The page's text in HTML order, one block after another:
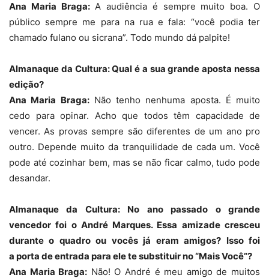
Ana Maria Braga:A audiência é sempre muito boa. O
público sempre me para na rua e fala: “você podia ter
chamado fulano ou sicrana”. Todo mundo dá palpite!
Almanaque da Cultura: Qual é a sua grande aposta nessa
edição?
Ana Maria Braga:Não tenho nenhuma aposta. É muito
cedo para opinar. Acho que todos têm capacidade de
vencer. As provas sempre são diferentes de um ano pro
outro. Depende muito da tranquilidade de cada um. Você
pode até cozinhar bem, mas se não ficar calmo, tudo pode
desandar.
Almanaque da Cultura: No ano passado o grande
vencedor foi o André Marques. Essa amizade cresceu
durante o quadro ou vocês já eram amigos? Isso foi
a porta de entrada para ele te substituir no “Mais Você”?
Ana Maria Braga: Não! O André é meu amigo de muitos